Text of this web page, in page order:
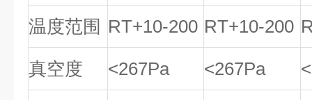
温度范围 RT+10-200 RT+10-200
真空度 <267Pa <267Pa